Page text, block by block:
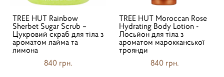
TREE HUT Rainbow
Sherbet Sugar Scrub –
Цукровий скраб для тіла з
ароматом лайма та
лимона
840 грн.
TREE HUT Moroccan Rose
Hydrating Body Lotion -
Лосьйон для тіла з
ароматом марокканської
троянди
840 грн.